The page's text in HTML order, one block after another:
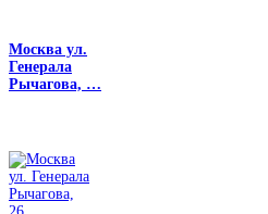
Москва ул.
Генерала
Рычагова, …